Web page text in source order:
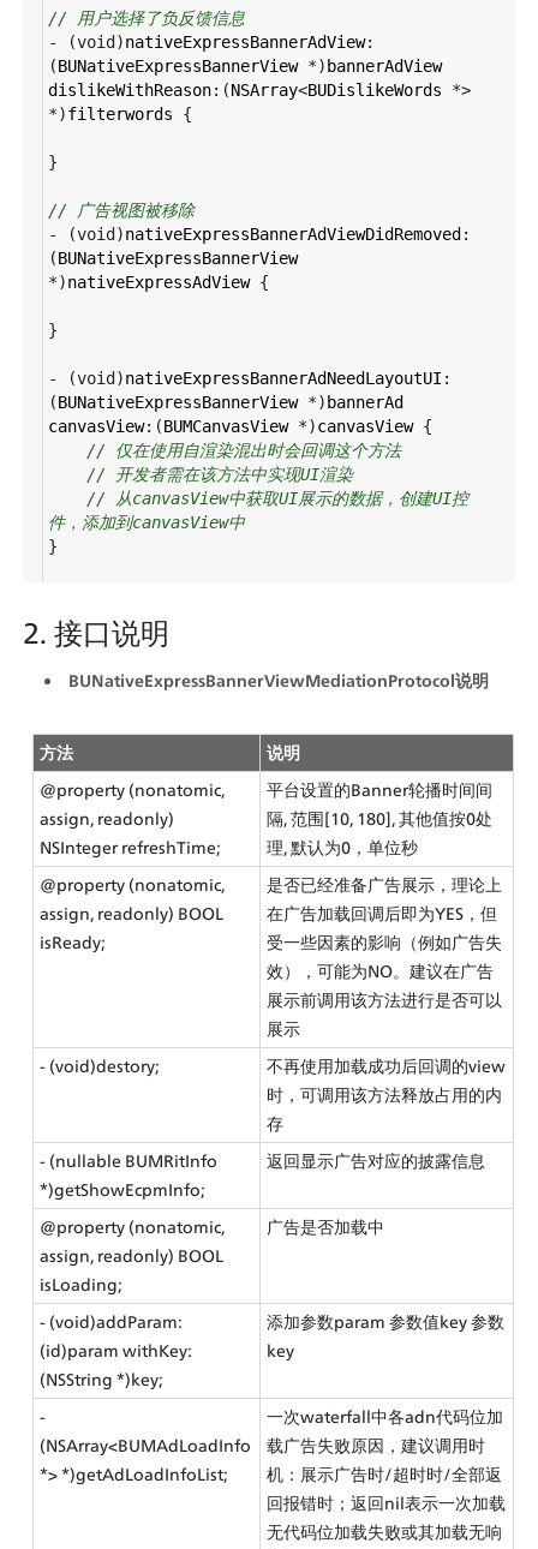
// 用户选择了负反馈信息
-
(void )nativeExpressBannerAdView:
(BUNativeExpressBannerView *) bannerAdView
dislikeWithReason:(NSArray<BUDislikeWords
*>
*)filterwords {
}
// 广告视图被移除
-
(void )nativeExpressBannerAdViewDidRemoved :
(BUNativeExpressBannerView
*)nativeExpressAdView {
- (void )nativeExpressBannerAdNeedLayoutUI :
(BUNativeExpressBannerView *) bannerAd
canvasView:(BUMCanvasView *)canvasView {
// 仅在使用自渲染混出时会回调这个方法
// 开发者需在该方法中实现UI渲染
// 从canvasView中获取UI展示的数据，创建UI控
件，添加到canvasView中
}
2. 接口说明
BUNativeExpressBannerViewMediationProtocol说明
方法
说明
@property (nonatomic,
assign, readonly)
NSInteger refreshTime;
平台设置的Banner轮播时间间
隔, 范围[10, 180], 其他值按0处
理, 默认为0，单位秒
@property (nonatomic,
assign, readonly) BOOL
isReady;
是否已经准备广告展示，理论上
在广告加载回调后即为YES，但
受一些因素的影响（例如广告失
效），可能为NO。建议在广告
展示前调用该方法进行是否可以
展示
- (void)destory;
不再使用加载成功后回调的view
时，可调用该方法释放占用的内
存
- (nullable BUMRitInfo
*)getShowEcpmInfo;
返回显示广告对应的披露信息
@property (nonatomic,
assign, readonly) BOOL
isLoading;
广告是否加载中
- (void)addParam:
(id)param withKey:
(NSString *)key;
添加参数param 参数值key 参数
key
-
(NSArray<BUMAdLoadInfo
*> *)getAdLoadInfoList;
一次waterfall中各adn代码位加
载广告失败原因，建议调用时
机：展示广告时/超时时/全部返
回报错时；返回nil表示一次加载
无代码位加载失败或其加载无响